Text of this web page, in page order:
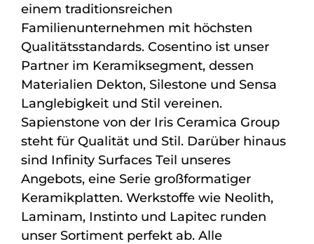
einem traditionsreichen
Familienunternehmen mit höchsten
Qualitätsstandards. Cosentino ist unser
Partner im Keramiksegment, dessen
Materialien Dekton, Silestone und Sensa
Langlebigkeit und Stil vereinen.
Sapienstone von der Iris Ceramica Group
steht für Qualität und Stil. Darüber hinaus
sind Infinity Surfaces Teil unseres
Angebots, eine Serie großformatiger
Keramikplatten. Werkstoffe wie Neolith,
Laminam, Instinto und Lapitec runden
unser Sortiment perfekt ab. Alle